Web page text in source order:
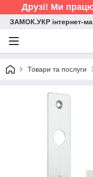
Друзі! Ми
ЗАМОК.УКР інтернет-
Товари та послуги